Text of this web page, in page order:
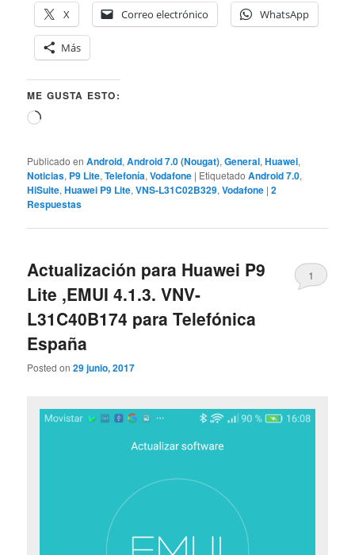
X
Correo electrónico WhatsApp
Más
ME GUSTA ESTO:
Cargando...
Publicado en Android,Android 7.0 (Nougat),General,Huawei,
Noticias, P9 Lite,Telefonía,Vodafone | Etiquetado Android 7.0,
HiSuite,Huawei P9 Lite,VNS-L31C02B329,Vodafone |2
Respuestas
Actualización para Huawei P9
Lite ,EMUI 4.1.3. VNV-
L31C40B174 para Telefónica
España
Posted on29 junio, 2017
1